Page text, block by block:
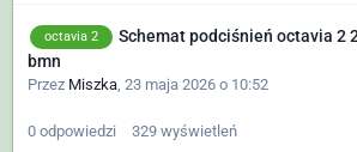
octavia 2
Schemat podciśnień octavia 2
bmn
Przez Miszka, 23 maja 2026 o 10:52
0 odpowiedzi 329 wyświetleń